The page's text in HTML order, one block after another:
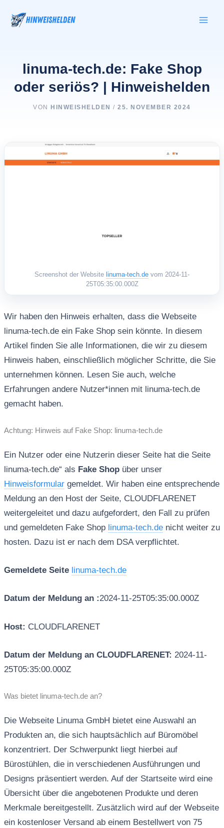
Inhalt
springen
linuma-tech.de: Fake Shop
oder seriös? | Hinweishelden
VON HINWEISHELDEN/25. NOVEMBER 2024
Screenshot der Website linuma-tech.de vom 2024-11-
25T05:35:00.000Z
Wir haben den Hinweis erhalten, dass die Webseite
linuma-tech.de ein Fake Shop sein könnte. In diesem
Artikel finden Sie alle Informationen, die wir zu diesem
Hinweis haben, einschließlich möglicher Schritte, die Sie
unternehmen können. Lesen Sie auch, welche
Erfahrungen andere Nutzer*innen mit linuma-tech.de
gemacht haben.
Achtung: Hinweis auf Fake Shop: linuma-tech.de
Ein Nutzer oder eine Nutzerin dieser Seite hat die Seite
linuma-tech.de“ als Fake Shopüber unser
Hinweisformulargemeldet. Wir haben eine entsprechende
Meldung an den Host der Seite, CLOUDFLARENET
weitergeleitet und dazu aufgefordert, den Fall zu prüfen
und gemeldeten Fake Shop linuma-tech.denicht weiter zu
hosten. Dazu ist er nach dem DSA verpflichtet.
Gemeldete Seite linuma-tech.de
Datum der Meldung an :2024-11-25T05:35:00.000Z
Host: CLOUDFLARENET
Datum der Meldung an CLOUDFLARENET: 2024-11-
25T05:35:00.000Z
Was bietet linuma-tech.de an?
Die Webseite Linuma GmbH bietet eine Auswahl an
Produkten an, die sich hauptsächlich auf Büromöbel
konzentriert. Der Schwerpunkt liegt hierbei auf
Bürostühlen, die in verschiedenen Ausführungen und
Designs präsentiert werden. Auf der Startseite wird eine
Übersicht über die angebotenen Produkte und deren
Merkmale bereitgestellt. Zusätzlich wird auf der Webseite
ein kostenloser Versand ab einem Bestellwert von 75